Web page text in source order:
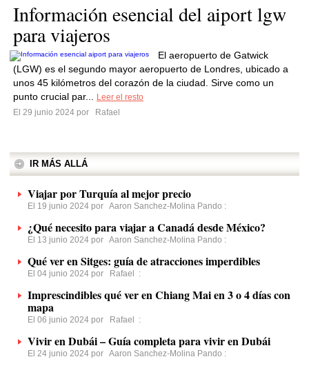
Información esencial del aiport lgw
para viajeros
El aeropuerto de Gatwick
(LGW) es el segundo mayor aeropuerto de Londres, ubicado a
unos 45 kilómetros del corazón de la ciudad. Sirve como un
punto crucial par...
Leer el resto
El 29 junio 2024 por
Rafael
IR MÁS ALLÁ
Viajar por Turquía al mejor precio
El 19 junio 2024 por Aaron Sanchez-Molina Pando :
¿Qué necesito para viajar a Canadá desde México?
El 13 junio 2024 por Aaron Sanchez-Molina Pando :
Qué ver en Sitges: guía de atracciones imperdibles
El 04 junio 2024 por Rafael :
Imprescindibles qué ver en Chiang Mai en 3 o 4 días con
mapa
El 06 junio 2024 por Rafael :
Vivir en Dubái – Guía completa para vivir en Dubái
El 24 junio 2024 por Aaron Sanchez-Molina Pando :